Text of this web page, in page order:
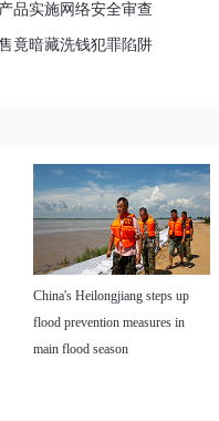
品实施网络安全审查
竟暗藏洗钱犯罪陷阱
China's Heilongjiang steps up
flood prevention measures in
main flood season